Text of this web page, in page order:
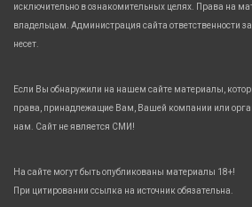
исключительно в ознакомительных целях. Права на
владельцам. Администрация сайта ответственности
несет.
Если Вы обнаружили на нашем сайте материалы,
права, принадлежащие Вам, Вашей компании или
нам. Сайт не является СМИ!
На сайте могут быть опубликованы материалы 18+!
При цитировании ссылка на источник обязательна.